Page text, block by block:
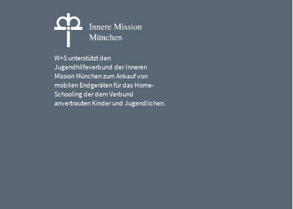
W+S unterstützt den
Jugendhilfeverbund der Inneren
Mission München zum Ankauf von
mobilen Endgeräten für das Home-
Schooling der dem Verbund
anvertrauten Kinder und Jugendlichen.